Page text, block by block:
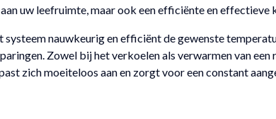
uw leefruimte, maar ook een efficiënte en effectieve
nauwkeurig en efficiënt de gewenste
Zowel bij het verkoelen als verwarmen van een
zich moeiteloos aan en zorgt voor een constant